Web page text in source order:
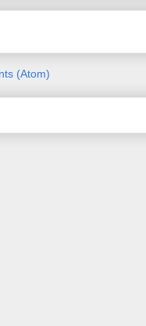
(Atom)